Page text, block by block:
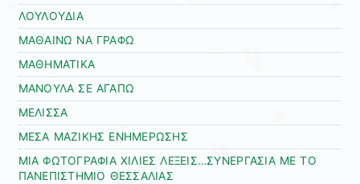
ΛΟΥΛΟΥΔΙΑ
ΜΑΘΑΙΝΩ ΝΑ ΓΡΑΦΩ
ΜΑΘΗΜΑΤΙΚΑ
ΜΑΝΟΥΛΑ ΣΕ ΑΓΑΠΩ
ΜΕΛΙΣΣΑ
ΜΕΣΑ ΜΑΖΙΚΗΣ ΕΝΗΜΕΡΩΣΗΣ
ΜΙΑ ΦΩΤΟΓΡΑΦΙΑ ΧΙΛΙΕΣ ΛΕΞΕΙΣ…ΣΥΝΕΡΓΑΣΙΑ ΜΕ ΤΟ
ΠΑΝΕΠΙΣΤΗΜΙΟ ΘΕΣΣΑΛΙΑΣ